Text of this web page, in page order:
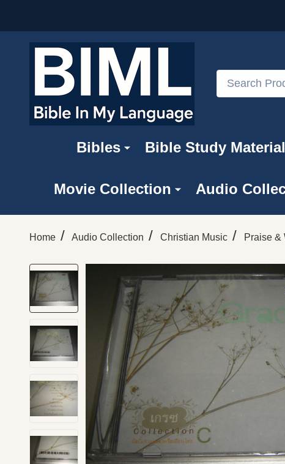
Search
Bibles Bible Study
Movie Collection Audio
Home / Audio Collection / Christian Music / Praise &